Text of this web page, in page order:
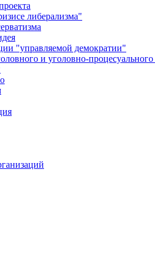
либерализма"
"управляемой демократии"
и уголовно-процесуального